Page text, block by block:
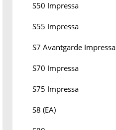
S50 Impressa
S55 Impressa
S7 Avantgarde Impressa
S70 Impressa
S75 Impressa
S8 (EA)